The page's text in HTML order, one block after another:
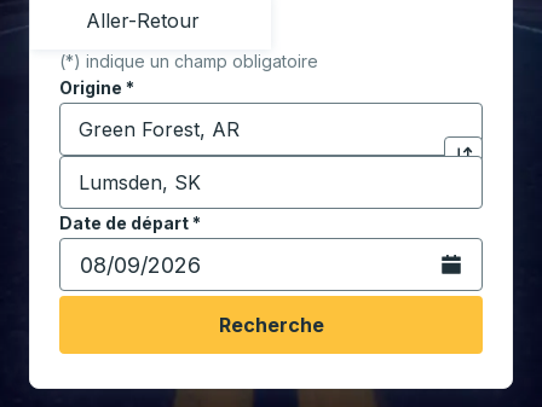
Aller-Retour
(*) indique un champ obligatoire
Origine *
Commencez à saisir la ville d'origine pour ouvrir
Cliquez
Destination*
Commencez à saisir la ville de destination pour
Date de départ*
Tapez la date au format date Barre oblique du mois à
Ouvrez le
Recherche